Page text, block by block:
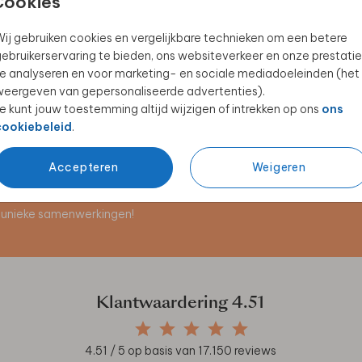
gebruiken cookies en vergelijkbare technieken om een betere
te bieden, ons websiteverkeer en onze
analyseren en voor marketing- en sociale mediadoeleinden (het
van gepersonaliseerde advertenties).
kunt jouw toestemming altijd wijzigen of intrekken op ons ons
.
Accepteren Weigeren
SLUITSTICKER MENUKAART
samenwerkingen!
Klantwaardering4.51
4.51 / 5 op basis van 17.150 reviews